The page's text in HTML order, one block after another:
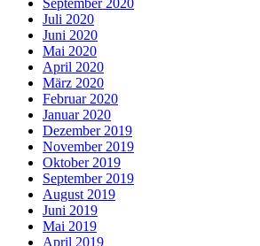
September 2020
Juli 2020
Juni 2020
Mai 2020
April 2020
März 2020
Februar 2020
Januar 2020
Dezember 2019
November 2019
Oktober 2019
September 2019
August 2019
Juni 2019
Mai 2019
April 2019